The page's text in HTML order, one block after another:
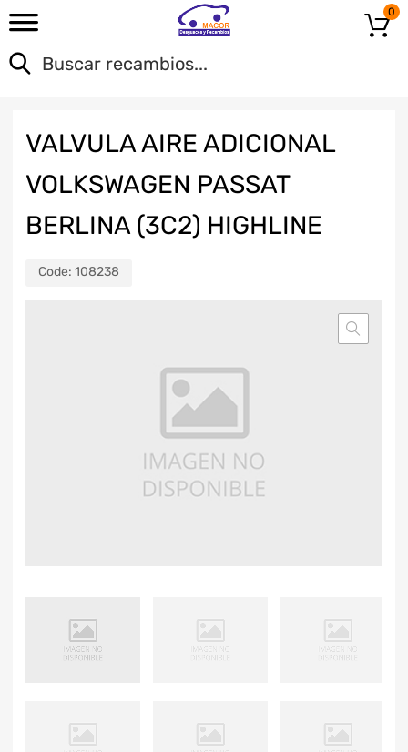
0
VALVULA AIRE ADICIONAL
VOLKSWAGEN PASSAT
BERLINA (3C2) HIGHLINE
Code: 108238